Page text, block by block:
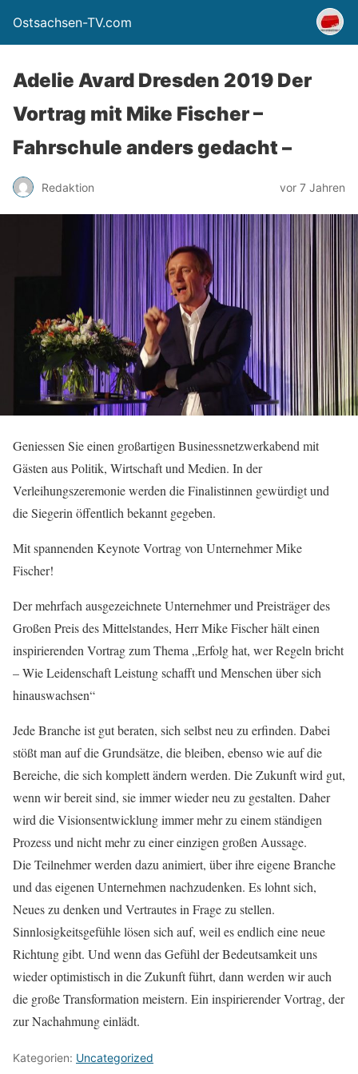
Ostsachsen-TV.com
Adelie Avard Dresden 2019 Der
Vortrag mit Mike Fischer –
Fahrschule anders gedacht –
Redaktion vor 7 Jahren
Geniessen Sie einen großartigen Businessnetzwerkabend mit
Gästen aus Politik, Wirtschaft und Medien. In der
Verleihungszeremonie werden die Finalistinnen gewürdigt und
die Siegerin öffentlich bekannt gegeben.
Mit spannenden Keynote Vortrag von Unternehmer Mike
Fischer!
Der mehrfach ausgezeichnete Unternehmer und Preisträger des
Großen Preis des Mittelstandes, Herr Mike Fischer hält einen
inspirierenden Vortrag zum Thema „Erfolg hat, wer Regeln bricht
– Wie Leidenschaft Leistung schafft und Menschen über sich
hinauswachsen“
Jede Branche ist gut beraten, sich selbst neu zu erfinden. Dabei
stößt man auf die Grundsätze, die bleiben, ebenso wie auf die
Bereiche, die sich komplett ändern werden. Die Zukunft wird gut,
wenn wir bereit sind, sie immer wieder neu zu gestalten. Daher
wird die Visionsentwicklung immer mehr zu einem ständigen
Prozess und nicht mehr zu einer einzigen großen Aussage.
Die Teilnehmer werden dazu animiert, über ihre eigene Branche
und das eigenen Unternehmen nachzudenken. Es lohnt sich,
Neues zu denken und Vertrautes in Frage zu stellen.
Sinnlosigkeitsgefühle lösen sich auf, weil es endlich eine neue
Richtung gibt. Und wenn das Gefühl der Bedeutsamkeit uns
wieder optimistisch in die Zukunft führt, dann werden wir auch
die große Transformation meistern. Ein inspirierender Vortrag, der
zur Nachahmung einlädt.
Kategorien: Uncategorized